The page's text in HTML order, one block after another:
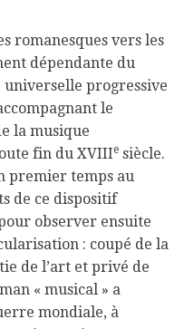
romanesques vers les
dépendante du
progressive
le
la musique
fin du XVIIIe siècle.
premier temps au
de ce dispositif
observer ensuite
: coupé de la
de l’art et privé de
« musical » a
mondiale, à